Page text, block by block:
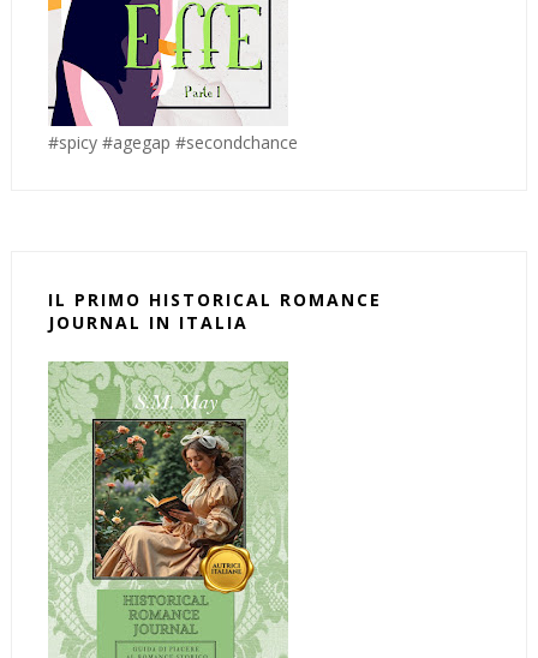
#spicy #agegap #secondchance
IL PRIMO HISTORICAL ROMANCE
JOURNAL IN ITALIA